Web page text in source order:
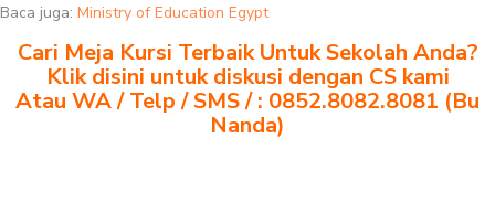
Baca juga: Ministry of Education Egypt
Cari Meja Kursi Terbaik Untuk Sekolah Anda?
Klik disini untuk diskusi dengan CS kami
Atau WA / Telp / SMS / : 0852.8082.8081 (Bu
Nanda)